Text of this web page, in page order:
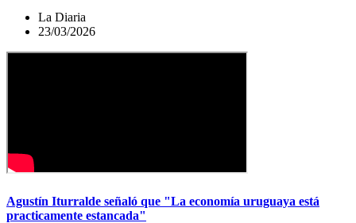
La Diaria
23/03/2026
Agustín Iturralde señaló que "La economía uruguaya está
practicamente estancada"